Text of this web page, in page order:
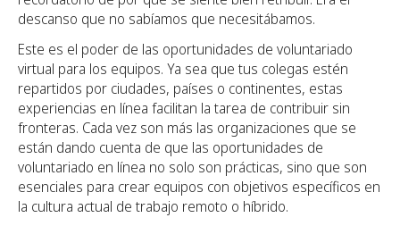
descanso que no sabíamos que necesitábamos.
Este es el poder de las oportunidades de voluntariado
virtual para los equipos. Ya sea que tus colegas estén
repartidos por ciudades, países o continentes, estas
experiencias en línea facilitan la tarea de contribuir sin
fronteras. Cada vez son más las organizaciones que se
están dando cuenta de que las oportunidades de
voluntariado en línea no solo son prácticas, sino que son
esenciales para crear equipos con objetivos específicos en
la cultura actual de trabajo remoto o híbrido.